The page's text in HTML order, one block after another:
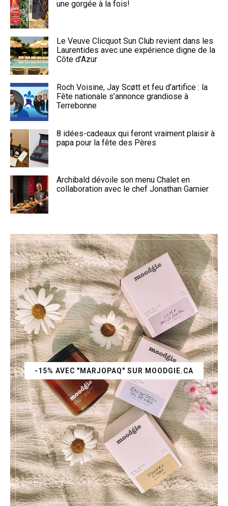
une gorgée à la fois!
Le Veuve Clicquot Sun Club revient dans les
Laurentides avec une expérience digne de la
Côte d’Azur
Roch Voisine, Jay Scøtt et feu d’artifice : la
Fête nationale s’annonce grandiose à
Terrebonne
8 idées-cadeaux qui feront vraiment plaisir à
papa pour la fête des Pères
Archibald dévoile son menu Chalet en
collaboration avec le chef Jonathan Garnier
-15% AVEC "MARJOPAQ" SUR MOODGIE.CA